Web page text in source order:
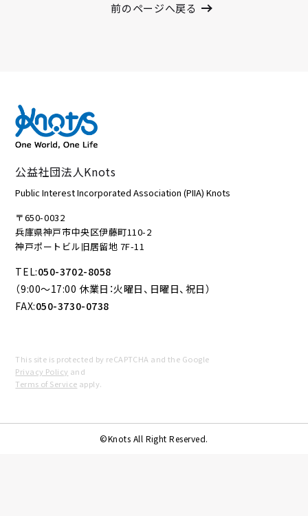
前のページへ戻る
公益社団法人Knots
Public Interest Incorporated Association (PIIA) Knots
〒650-0032
兵庫県神戸市中央区伊藤町110-2
神戸ポートビル旧居留地 7F-11
TEL:050-3702-8058
（9:00～17:00 休業日：火曜日、日曜日、祝日）
FAX:050-3730-0738
This site is protected by reCAPTCHA and the Google
Privacy Policy and
Terms of Service apply.
©Knots All Right Reserved.